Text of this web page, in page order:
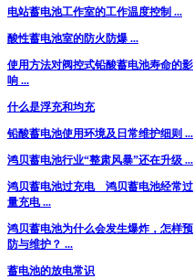
电站蓄电池工作室的工作温度控制 ...
酸性蓄电池室的防火防爆 ...
使用方法对阀控式铅酸蓄电池寿命的影
响 ...
什么是浮充和均充
铅酸蓄电池使用环境及日常维护细则 ...
鸿贝蓄电池行业“整肃风暴”还在升级 ...
鸿贝蓄电池过充电 鸿贝蓄电池经常过
量充电 ...
鸿贝蓄电池为什么会发生爆炸，怎样预
防与维护？ ...
蓄电池的放电常识